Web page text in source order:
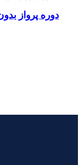
دوره پرواز